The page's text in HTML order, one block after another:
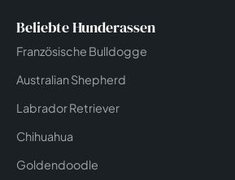
Beliebte Hunderassen
Französische Bulldogge
Australian Shepherd
Labrador Retriever
Chihuahua
Goldendoodle